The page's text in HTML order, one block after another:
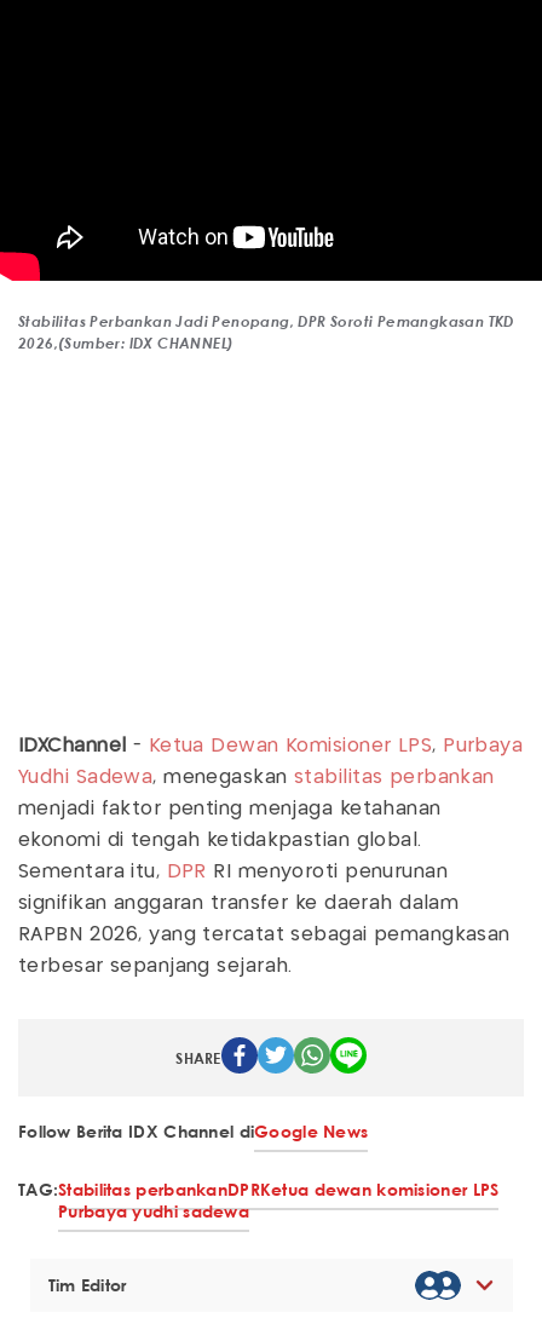
Stabilitas Perbankan Jadi Penopang, DPR Soroti Pemangkasan TKD
2026,(Sumber: IDX CHANNEL)
IDXChannel - Ketua Dewan Komisioner LPS, Purbaya
Yudhi Sadewa, menegaskanstabilitas perbankan
menjadi faktor penting menjaga ketahanan
ekonomi di tengah ketidakpastian global.
Sementara itu, DPR
RI menyoroti penurunan
signifikan anggaran transfer ke daerah dalam
RAPBN 2026, yang tercatat sebagai pemangkasan
terbesar sepanjang sejarah.
SHARE
Follow Berita IDX Channel diGoogle News
TAG:Stabilitas perbankanDPRKetua dewan komisioner LPS
Purbaya yudhi sadewa
Tim Editor